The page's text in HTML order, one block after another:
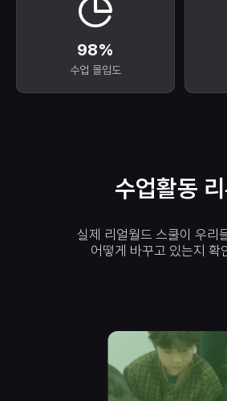
99%
수업 몰입도
수업활동
실제 리얼월드 스쿨이 우리
어떻게 바꾸고 있는지 확